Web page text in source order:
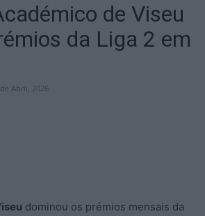
de Viseu
da Liga 2 em
de Abril, 2026
dominou os prémios mensais da